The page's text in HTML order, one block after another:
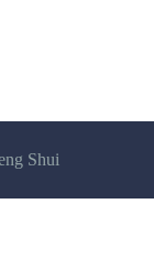
Shui